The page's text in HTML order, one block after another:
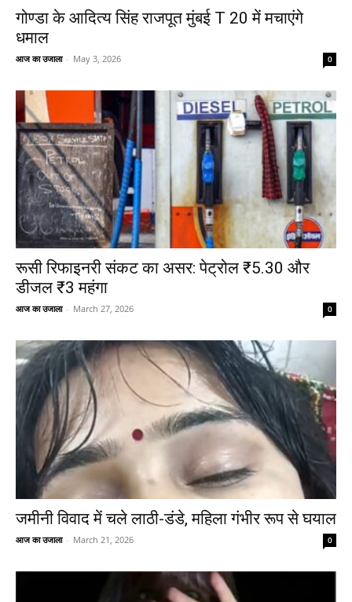
गोण्डा के आदित्य सिंह राजपूत मुंबई T 20 में मचाएंगे
धमाल
आज का उजाला - May 3, 2026 0
रूसी रिफाइनरी संकट का असर: पेट्रोल ₹5.30 और
डीजल ₹3 महंगा
आज का उजाला - March 27, 2026 0
जमीनी विवाद में चले लाठी-डंडे, महिला गंभीर रूप से घयाल
आज का उजाला - March 21, 2026 0